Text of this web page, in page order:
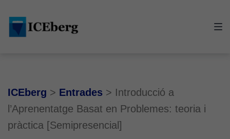
main
content
footer
ICEberg > Entrades > Introducció a
l’Aprenentatge Basat en Problemes: teoria i
pràctica [Semipresencial]